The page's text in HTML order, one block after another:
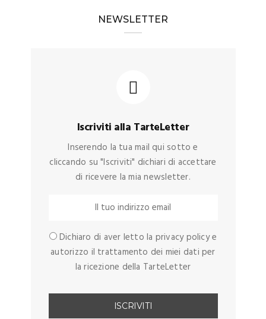
NEWSLETTER
Iscriviti alla TarteLetter
Inserendo la tua mail qui sotto e
cliccando su "Iscriviti" dichiari di accettare
di ricevere la mia newsletter.
Dichiaro di aver letto la privacy policy e
autorizzo il trattamento dei miei dati per
la ricezione della TarteLetter